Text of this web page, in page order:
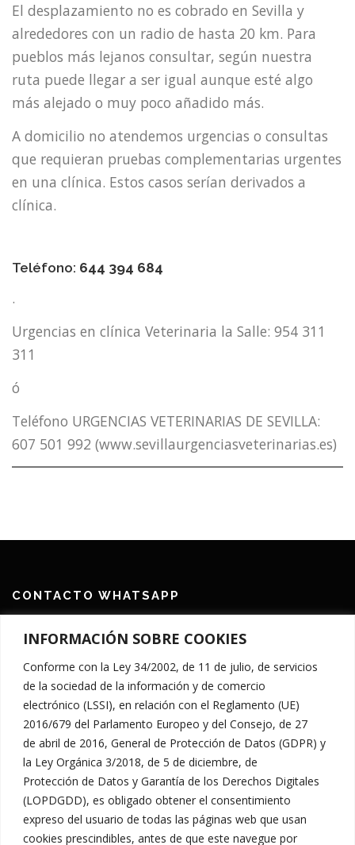
INFORMACIÓN SOBRE COOKIES
Conforme con la Ley 34/2002, de 11 de julio, de servicios
de la sociedad de la información y de comercio
electrónico (LSSI), en relación con el Reglamento (UE)
2016/679 del Parlamento Europeo y del Consejo, de 27
de abril de 2016, General de Protección de Datos (GDPR) y
la Ley Orgánica 3/2018, de 5 de diciembre, de
Protección de Datos y Garantía de los Derechos Digitales
(LOPDGDD), es obligado obtener el consentimiento
expreso del usuario de todas las páginas web que usan
cookies prescindibles, antes de que este navegue por
El desplazamiento no es cobrado en Sevilla y
alrededores con un radio de hasta 20 km. Para
pueblos más lejanos consultar, según nuestra
ruta puede llegar a ser igual aunque esté algo
más alejado o muy poco añadido más.
A domicilio no atendemos urgencias o consultas
que requieran pruebas complementarias urgentes
en una clínica. Estos casos serían derivados a
clínica.
Teléfono: 644 394 684
.
Urgencias en clínica Veterinaria la Salle: 954 311
311
ó
Teléfono URGENCIAS VETERINARIAS DE SEVILLA:
607 501 992 (www.sevillaurgenciasveterinarias.es)
CONTACTO WHATSAPP
CONTACTO EMAIL
info@vacumovil.com
SÍGUENOS EN REDES